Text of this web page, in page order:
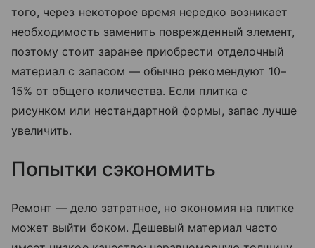
того, через некоторое время нередко возникает
необходимость заменить поврежденный элемент,
поэтому стоит заранее приобрести отделочный
материал с запасом — обычно рекомендуют 10–
15% от общего количества. Если плитка с
рисунком или нестандартной формы, запас лучше
увеличить.
Попытки сэкономить
Ремонт — дело затратное, но экономия на плитке
может выйти боком. Дешевый материал часто